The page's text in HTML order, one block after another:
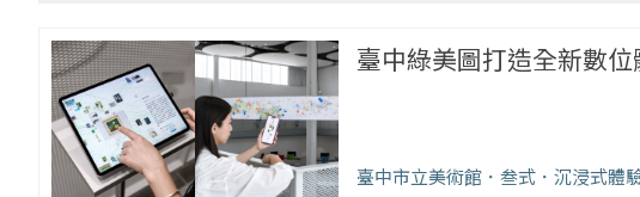
臺中綠美圖打造全新數
臺中市立美術館 叁式
沉浸式體